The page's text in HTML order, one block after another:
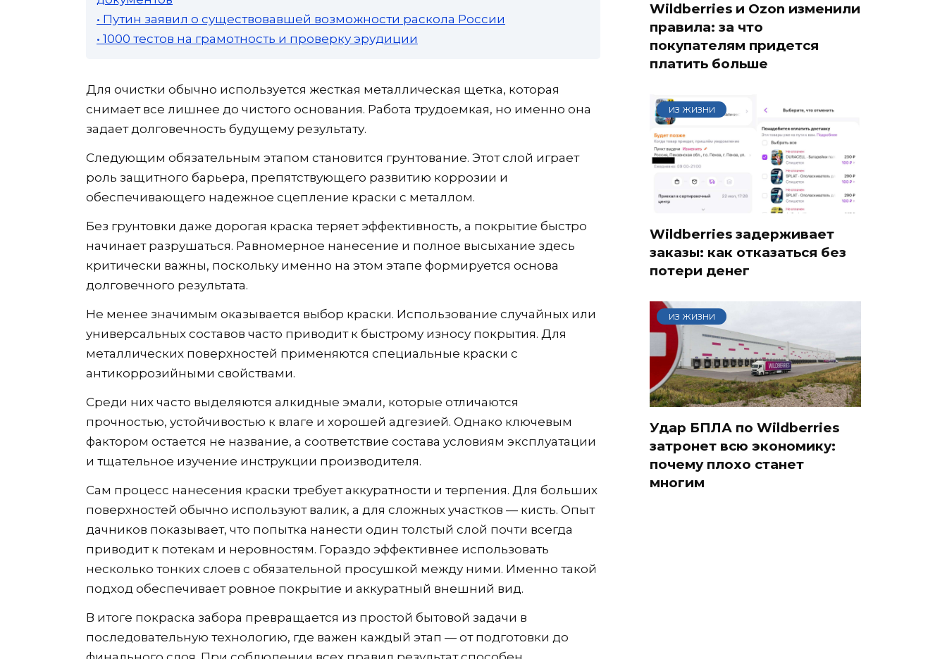
• Путин заявил о существовавшей возможности раскола России
• 1000 тестов на грамотность и проверку эрудиции
Для очистки обычно используется жесткая металлическая щетка, которая
снимает все лишнее до чистого основания. Работа трудоемкая, но именно она
задает долговечность будущему результату.
Следующим обязательным этапом становится грунтование. Этот слой играет
роль защитного барьера, препятствующего развитию коррозии и
обеспечивающего надежное сцепление краски с металлом.
Без грунтовки даже дорогая краска теряет эффективность, а покрытие быстро
начинает разрушаться. Равномерное нанесение и полное высыхание здесь
критически важны, поскольку именно на этом этапе формируется основа
долговечного результата.
Не менее значимым оказывается выбор краски. Использование случайных или
универсальных составов часто приводит к быстрому износу покрытия. Для
металлических поверхностей применяются специальные краски с
антикоррозийными свойствами.
Среди них часто выделяются алкидные эмали, которые отличаются
прочностью, устойчивостью к влаге и хорошей адгезией. Однако ключевым
фактором остается не название, а соответствие состава условиям эксплуатации
и тщательное изучение инструкции производителя.
Сам процесс нанесения краски требует аккуратности и терпения. Для больших
поверхностей обычно используют валик, а для сложных участков — кисть. Опыт
дачников показывает, что попытка нанести один толстый слой почти всегда
приводит к потекам и неровностям. Гораздо эффективнее использовать
несколько тонких слоев с обязательной просушкой между ними. Именно такой
подход обеспечивает ровное покрытие и аккуратный внешний вид.
В итоге покраска забора превращается из простой бытовой задачи в
последовательную технологию, где важен каждый этап — от подготовки до
Wildberries и Ozon изменили
правила: за что
покупателям придется
платить больше
ИЗ ЖИЗНИ
Wildberries задерживает
заказы: как отказаться без
потери денег
ИЗ ЖИЗНИ
Удар БПЛА по Wildberries
затронет всю экономику:
почему плохо станет
многим